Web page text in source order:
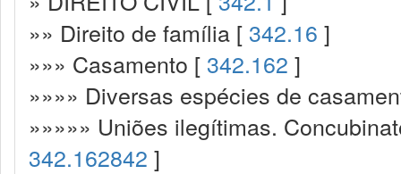
»» Direito de família [ 342.16 ]
»»» Casamento [ 342.162 ]
»»»» Diversas espécies de
»»»»» Uniões ilegítimas.
342.162842 ]